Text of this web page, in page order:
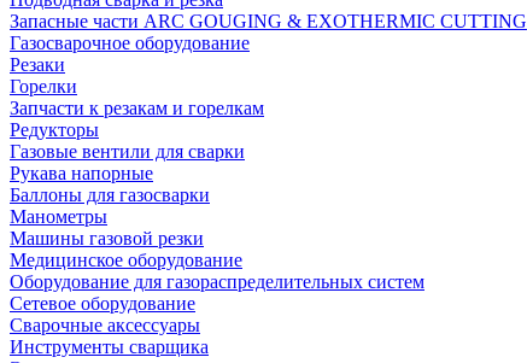
Запасные части ARC GOUGING & EXOTHERMIC CUTTING
Газосварочное оборудование
Резаки
Горелки
Запчасти к резакам и горелкам
Редукторы
Газовые вентили для сварки
Рукава напорные
Баллоны для газосварки
Манометры
Машины газовой резки
Медицинское оборудование
Оборудование для газораспределительных систем
Сетевое оборудование
Сварочные аксессуары
Инструменты сварщика